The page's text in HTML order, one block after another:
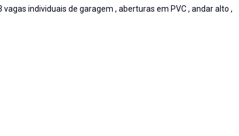
individuais de garagem , aberturas em PVC , andar alto ,